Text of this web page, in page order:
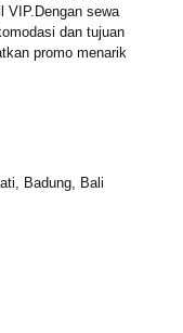
VIP.Dengan sewa
dan tujuan
promo menarik
Badung, Bali